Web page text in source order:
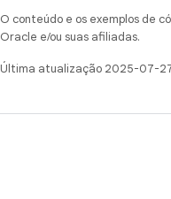
O conteúdo e os exemplos de
Oracle e/ou suas afiliadas.
Última atualização 2025-07-